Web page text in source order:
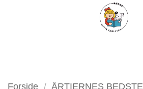
FILTER
Forside / ÅRTIERNES BEDSTE